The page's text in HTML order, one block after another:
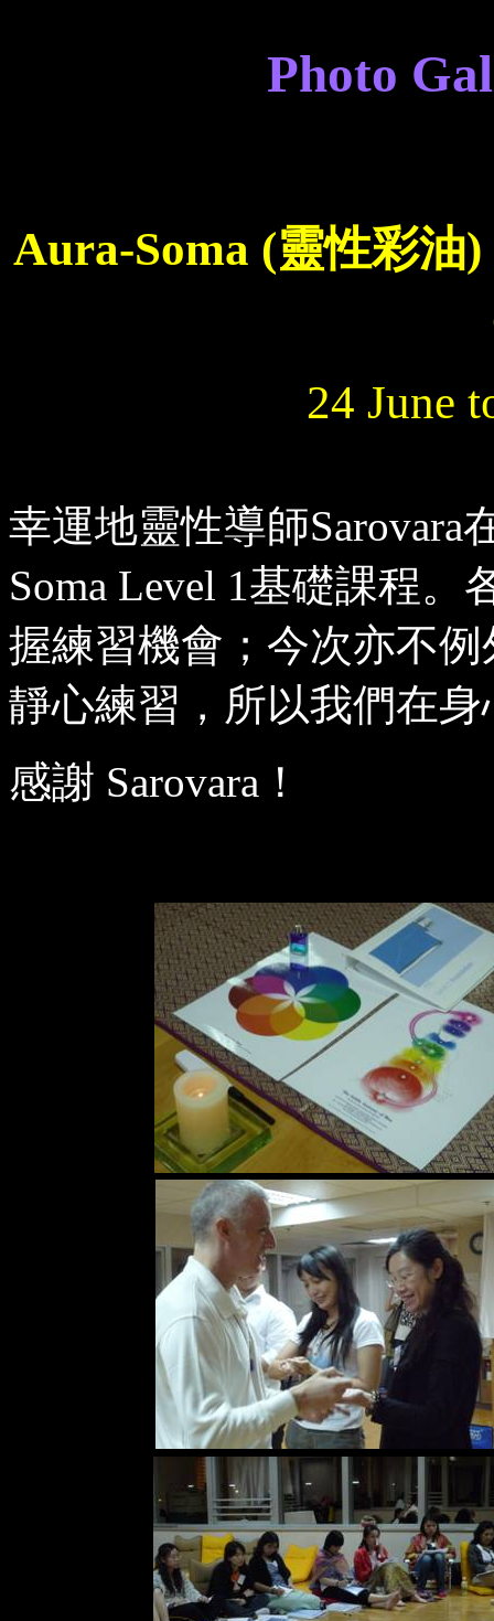
Photo
Aura-Soma (靈性彩油)
24 June
幸運地靈性導師Sarovara
Soma Level 1基礎課程。
握練習機會； 今次亦不例
靜心練習，所以我們在
感謝 Sarovara ！